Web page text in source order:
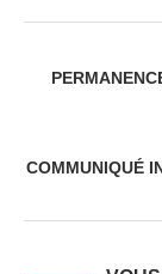
COMMUNIQUÉ